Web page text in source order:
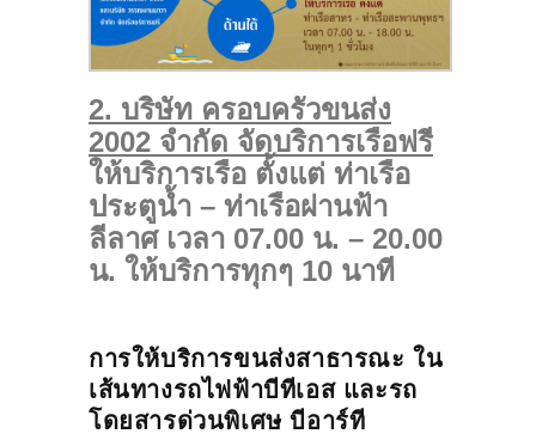
2. บริษัท ครอบครัวขนส่ง
2002 จำกัด จัดบริการเรือฟรี
ให้บริการเรือ ตั้งแต่ ท่าเรือ
ประตูน้ำ – ท่าเรือผ่านฟ้า
ลีลาศ เวลา 07.00 น. – 20.00
น. ให้บริการทุกๆ 10 นาที
การให้บริการขนส่งสาธารณะ ใน
เส้นทางรถไฟฟ้าบีทีเอส และรถ
โดยสารด่วนพิเศษ บีอาร์ที